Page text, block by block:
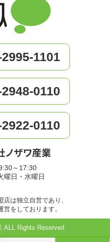
1101
0110
0110
～17:30
曜日・水曜日
は独立自営であり、
をしております。
ALL Rights Reserved.